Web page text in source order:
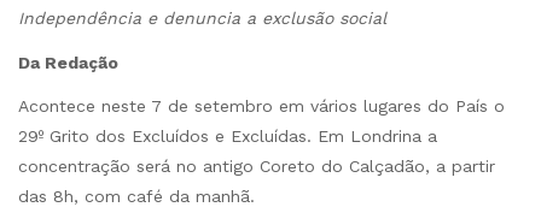
Independência e denuncia a exclusão social
Da Redação
Acontece neste 7 de setembro em vários lugares do País o
29º Grito dos Excluídos e Excluídas. Em Londrina a
concentração será no antigo Coreto do Calçadão, a partir
das 8h, com café da manhã.